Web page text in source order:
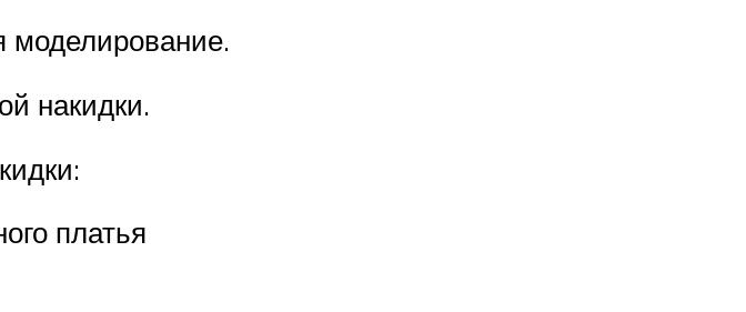
моделирование.
накидки.
платья